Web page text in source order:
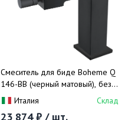
Смеситель для биде Boheme Q
146-BB (черный матовый), без
донного клапана
Италия Склад
23 874 ₽ / шт.